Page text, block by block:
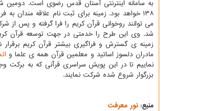
به سامانه اینترنتی آستان قدس رضوی است. دومین
۱۳۸ خواهد بود. زمینه برای ثبت نام علاقه
می توانند روخوانی قرآن کریم را فرا گرفته و پس
شد. وی این طرح را خدمتی در جهت توسعه قرآن
زمینه ی گسترش و فراگیری بیشتر قرآن کریم
مادران دلسوز اساتید و معلمین قرآن همه ی علما و
نماییم تا در این پویش سراسری قرآنی که به برکت
بزرگوار شروع شده شرکت نمایند.
منبع:نور معرفت